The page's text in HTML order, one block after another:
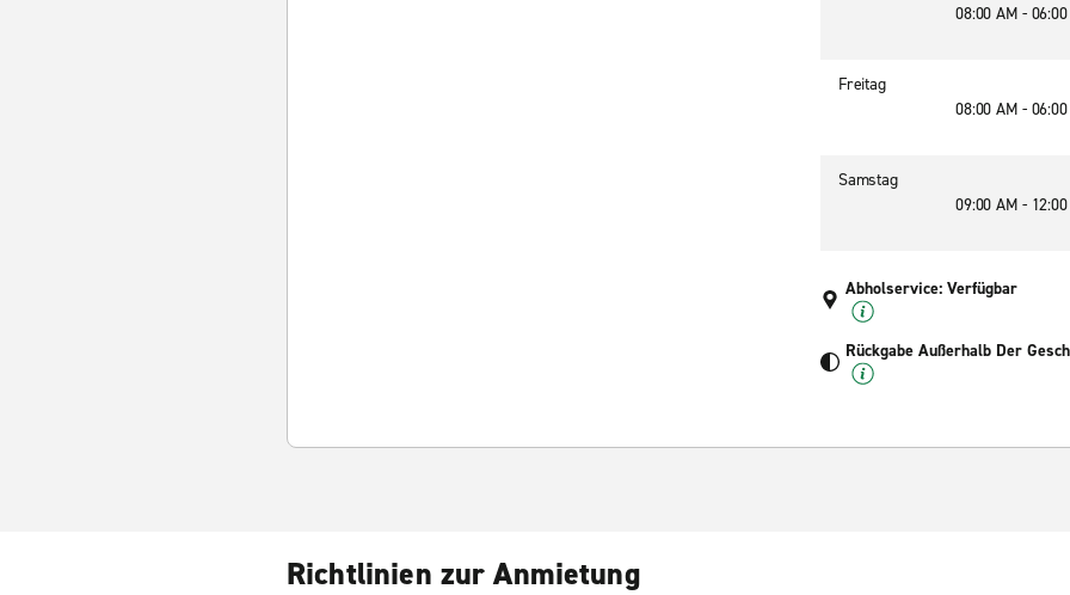
08:00 AM -
Freitag
08:00 AM -
Samstag
09:00 AM -
Abholservice: Verfügbar
Rückgabe Außerhalb Der
Richtlinien zur Anmietung